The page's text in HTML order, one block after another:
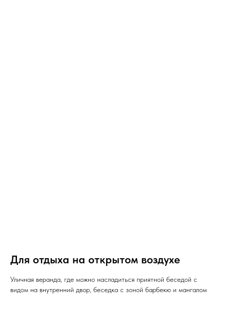
Для отдыха на открытом воздухе
Уличная веранда, где можно насладиться приятной беседой с
видом на внутренний двор, беседка с зоной барбекю и мангалом